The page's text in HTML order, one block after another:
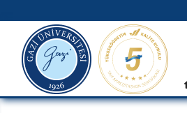
Ana Menü
gazi.edu.tr